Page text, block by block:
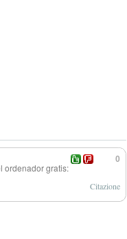
0
ordenador gratis:
Citazione